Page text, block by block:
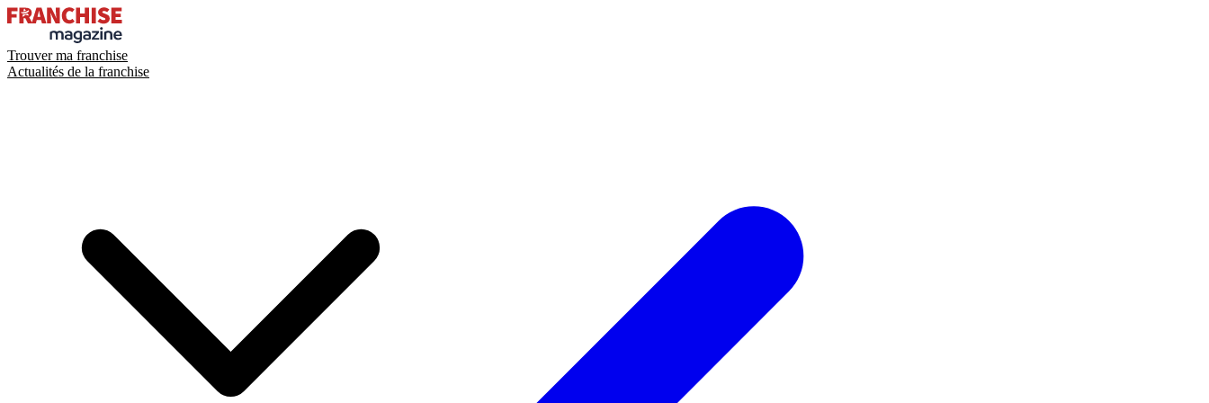
Trouver ma franchise
Actualités de la franchise